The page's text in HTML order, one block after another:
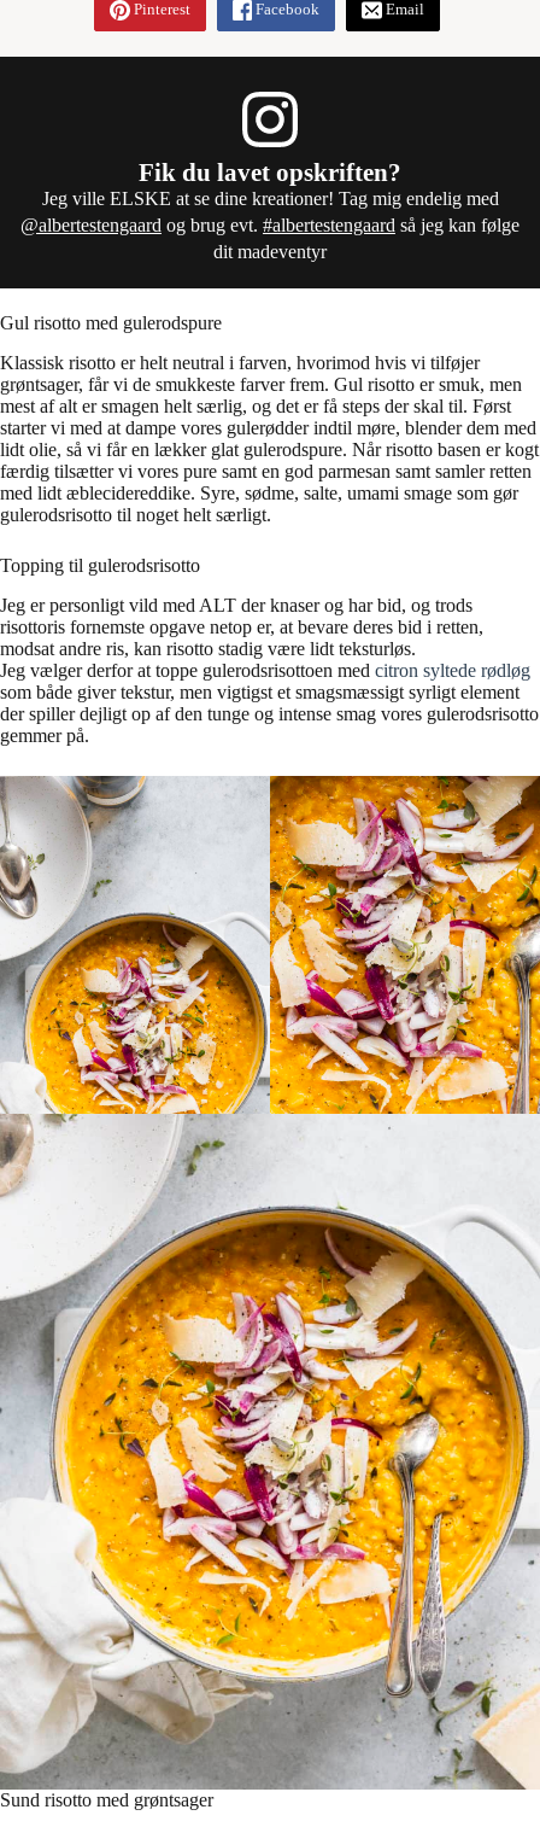
Pinterest Facebook Email
Fik du lavet opskriften?
Jeg ville ELSKE at se dine kreationer! Tag mig endelig med
@albertestengaard og brug evt. #albertestengaard så jeg kan følge
dit madeventyr
Gul risotto med gulerodspure
Klassisk risotto er helt neutral i farven, hvorimod hvis vi tilføjer
grøntsager, får vi de smukkeste farver frem. Gul risotto er smuk, men
mest af alt er smagen helt særlig, og det er få steps der skal til. Først
starter vi med at dampe vores gulerødder indtil møre, blender dem med
lidt olie, så vi får en lækker glat gulerodspure. Når risotto basen er kogt
færdig tilsætter vi vores pure samt en god parmesan samt samler retten
med lidt æblecidereddike. Syre, sødme, salte, umami smage som gør
gulerodsrisotto til noget helt særligt.
Topping til gulerodsrisotto
Jeg er personligt vild med ALT der knaser og har bid, og trods
risottoris fornemste opgave netop er, at bevare deres bid i retten,
modsat andre ris, kan risotto stadig være lidt teksturløs.
Jeg vælger derfor at toppe gulerodsrisottoen med citron syltede rødløg
som både giver tekstur, men vigtigst et smagsmæssigt syrligt element
der spiller dejligt op af den tunge og intense smag vores gulerodsrisotto
gemmer på.
Sund risotto med grøntsager